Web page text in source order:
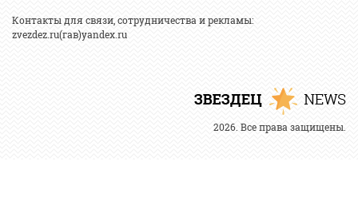
Контакты для связи, сотрудничества и рекламы:
zvezdez.ru(гав)yandex.ru
2026. Все права защищены.